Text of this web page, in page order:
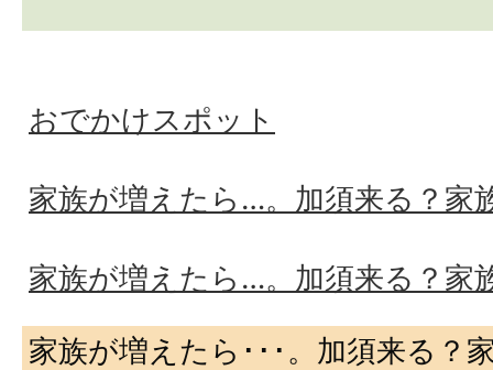
おでかけスポット
家族が増えたら…。加須来る？家
家族が増えたら…。加須来る？家
家族が増えたら･･･。加須来る？